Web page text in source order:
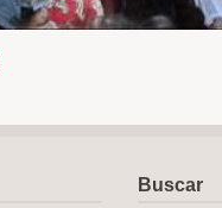
Buscar